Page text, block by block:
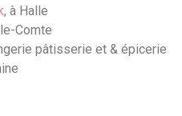
, à Halle
Comte
pâtisserie et & épicerie